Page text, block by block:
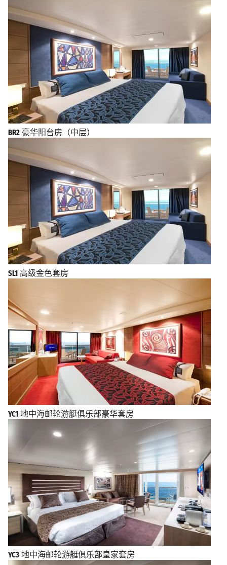
BR2 豪华阳台房（中层）
SL1 高级金色套房
YC1 地中海邮轮游艇俱乐部豪华套房
YC3 地中海邮轮游艇俱乐部皇家套房